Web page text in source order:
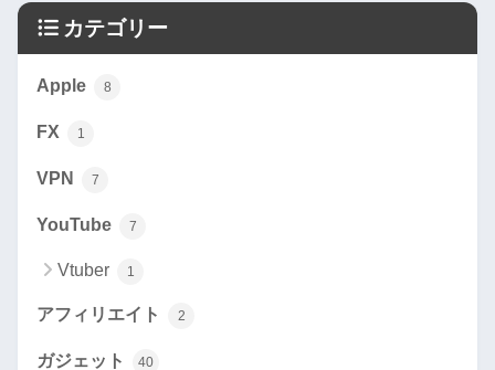
カテゴリー
Apple 8
FX 1
VPN 7
YouTube 7
Vtuber 1
アフィリエイト 2
ガジェット 40